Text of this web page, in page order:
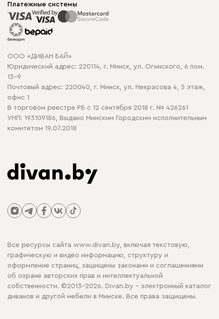
Способы оплаты
Рассрочка и кредит
Гарантия
Карта сайта
Политика конфиденциальности
Политика в отношении обработки cookie
Корпусная мебель
Распродажа мебели
Платежные системы
ООО «ДИВАН БАЙ»
Юридический адрес: 220114, г. Минск, ул. Огинского, 6 пом.
13-9
Почтовый адрес: 220040, г. Минск, ул. Некрасова 4, 5 этаж,
офис 1
В торговом реестре РБ с 12 сентября 2018 г. № 426261
УНП: 193109186, Выдано Минским Городским исполнительным
комитетом 19.07.2018
Все ресурсы сайта www.divan.by, включая текстовую,
графическую и видео информацию, структуру и
оформление страниц, защищены законами и соглашениями
об охране авторских прав и интеллектуальной
собственности. ©2013-2026. Divan.by - электронный каталог
диванов и другой мебели в Минске. Все права защищены.